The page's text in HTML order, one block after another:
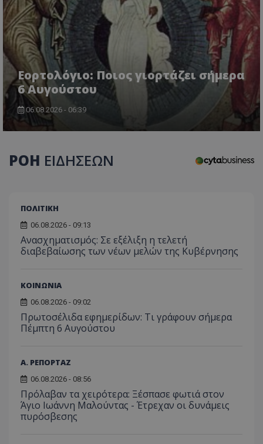
Εορτολόγιο: Ποιος γιορτάζει σήμερα
6 Αυγούστου
06.08.2026 - 06:39
ΡΟΗ ΕΙΔΗΣΕΩΝ
ΠΟΛΙΤΙΚΗ
06.08.2026 - 09:13
Ανασχηματισμός: Σε εξέλιξη η τελετή
διαβεβαίωσης των νέων μελών της Κυβέρνησης
ΚΟΙΝΩΝΙΑ
06.08.2026 - 09:02
Πρωτοσέλιδα εφημερίδων: Τι γράφουν σήμερα
Πέμπτη 6 Αυγούστου
Α. ΡΕΠΟΡΤΑΖ
06.08.2026 - 08:56
Πρόλαβαν τα χειρότερα: Ξέσπασε φωτιά στον
Άγιο Ιωάννη Μαλούντας - Έτρεχαν οι δυνάμεις
πυρόσβεσης
τον
οποίο
για
του
ποιες
1 χρόνος 1
Αυτό
από το
του